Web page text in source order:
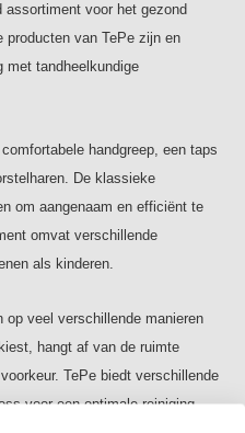
assortiment voor het gezond
producten van TePe zijn en
met tandheelkundige
handgreep, een taps
De klassieke
om aangenaam en efficiënt te
omvat verschillende
als kinderen.
veel verschillende manieren
hangt af van de ruimte
TePe biedt verschillende
voor een optimale reiniging